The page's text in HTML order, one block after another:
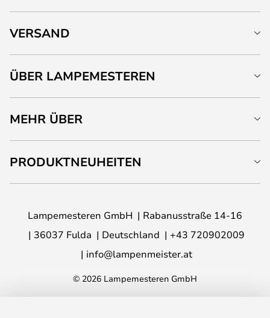
VERSAND
ÜBER LAMPEMESTEREN
MEHR ÜBER
PRODUKTNEUHEITEN
Lampemesteren GmbH
Rabanusstraße 14-16
36037 Fulda
Deutschland
+43 720902009
info@lampenmeister.at
© 2026 Lampemesteren GmbH